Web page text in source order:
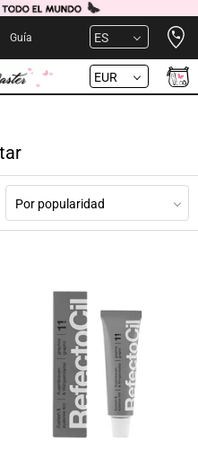
Guía ES
EUR
Por popularidad